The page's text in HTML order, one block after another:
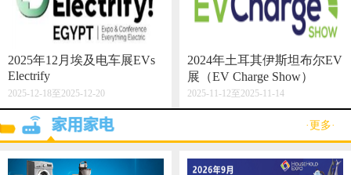
2025年12月埃及电车展EVs
Electrify
2025-12-18至2025-12-20
2024年土耳其伊斯坦布尔EV
展（EV Charge Show）
2025-11-12至2025-11-14
·更多·